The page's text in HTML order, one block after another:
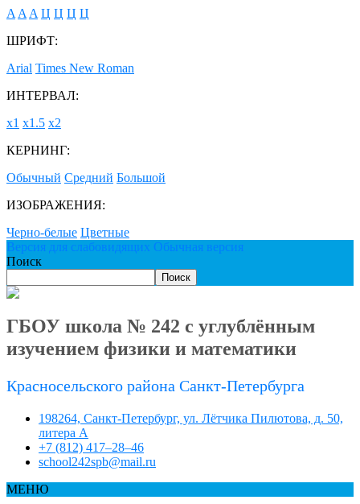
A A A Ц Ц Ц Ц
ШРИФТ:
Arial Times New Roman
ИНТЕРВАЛ:
х1 х1.5 х2
КЕРНИНГ:
Обычный Средний Большой
ИЗОБРАЖЕНИЯ:
Черно-белые Цветные
Версия для слабовидящих Обычная версия
Поиск
Поиск
ГБОУ школа № 242 с углублённым
изучением физики и математики
Красносельского района Санкт-Петербурга
198264, Санкт-Петербург, ул. Лётчика Пилютова, д. 50,
литера А
+7 (812) 417–28–46
school242spb@mail.ru
МЕНЮ